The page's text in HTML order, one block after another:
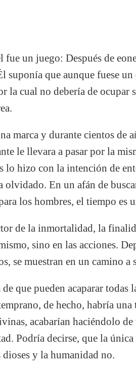
un juego: Después de
suponía que aunque fuese
la cual no debería de ocupar
marca y durante cientos de
le llevara a pasar por la
hizo con la intención de
olvidado. En un afán de
los hombres, el tiempo es
de la inmortalidad, la
sino en las acciones.
se muestran en un camino a
que pueden acaparar todas
de hecho, habría
acabarían haciéndolo de
Podría decirse, que la
y la humanidad no.